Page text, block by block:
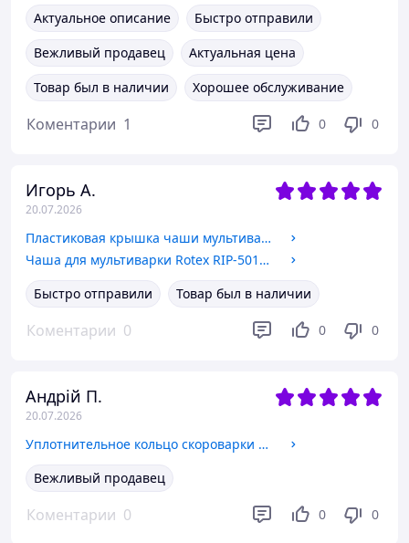
Актуальное описание
Быстро отправили
Вежливый продавец
Актуальная цена
Товар был в наличии
Хорошее обслуживание
Коментарии 1 0 0
Игорь А.
20.07.2026
Пластиковая крышка чаши мультиварки Rotex (серия REPC)
Чаша для мультиварки Rotex RIP-5018 CB (керамика) (для REPC 53/55/56,57/58,72/73,75/76,78)
Быстро отправили
Товар был в наличии
Коментарии 0 0 0
Андрій П.
20.07.2026
Уплотнительное кольцо скороварки Rotex REPC (для REPC53/55/56/57/58,72/73/75/76)
Вежливый продавец
Коментарии 0 0 0